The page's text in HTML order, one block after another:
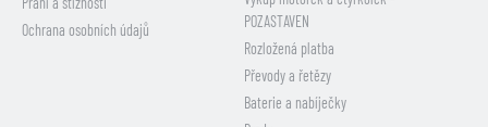
Ochrana osobních údajů
POZASTAVEN
Rozložená platba
Převody a řetězy
Baterie a nabíječky